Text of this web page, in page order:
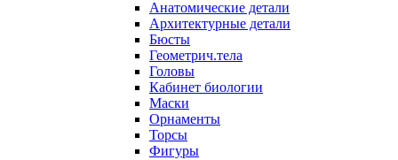
Анатомические детали
Архитектурные детали
Бюсты
Геометрич.тела
Головы
Кабинет биологии
Маски
Орнаменты
Торсы
Фигуры